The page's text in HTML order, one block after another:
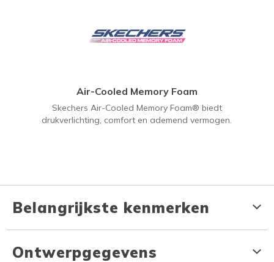
Air-Cooled Memory Foam
Skechers Air-Cooled Memory Foam® biedt
drukverlichting, comfort en ademend vermogen.
Belangrijkste kenmerken
Ontwerpgegevens